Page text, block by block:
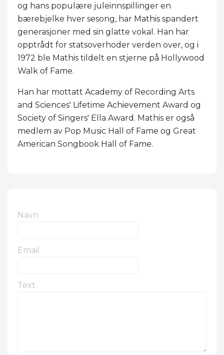
og hans populære juleinnspillinger en
bærebjelke hver sesong, har Mathis spandert
generasjoner med sin glatte vokal. Han har
opptrådt for statsoverhoder verden over, og i
1972 ble Mathis tildelt en stjerne på Hollywood
Walk of Fame.
Han har mottatt Academy of Recording Arts
and Sciences' Lifetime Achievement Award og
Society of Singers' Ella Award. Mathis er også
medlem av Pop Music Hall of Fame og Great
American Songbook Hall of Fame.
Navn
Email
Text